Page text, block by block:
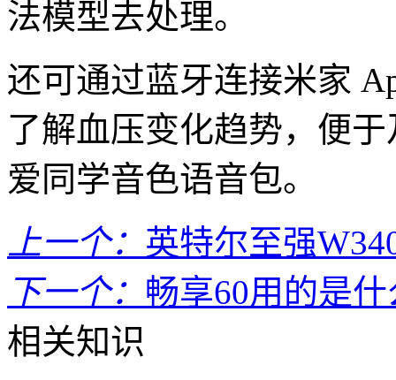
法模型去处理。
还可通过蓝牙连接米家
了解血压变化趋势，便
爱同学音色语音包。
上一个： 英特尔至强
下一个： 畅享60用的是
相关知识